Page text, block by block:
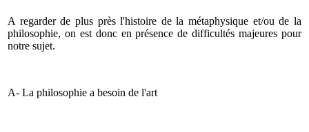
A regarder de plus près l'histoire de la métaphysique et/ou de la
philosophie, on est donc en présence de difficultés majeures pour
notre sujet.
A- La philosophie a besoin de l'art